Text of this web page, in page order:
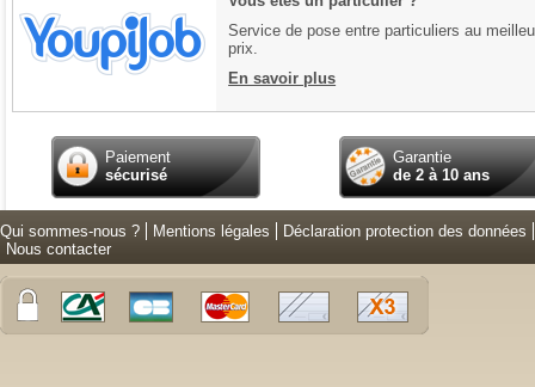
Service de pose entre particuliers au
prix.
En savoir plus
Paiement
sécurisé
Garantie
de 2 à 10 ans
Qui sommes-nous ? Mentions légales
Déclaration protection des données
Nous contacter